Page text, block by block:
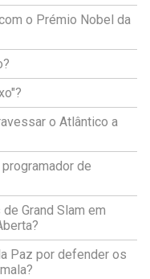
o Prémio Nobel da
o Atlântico a
de
Grand Slam em
Paz por defender os